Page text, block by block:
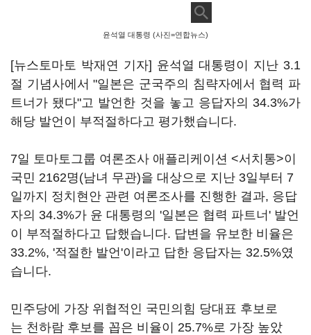
윤석열 대통령 (사진=연합뉴스)
[뉴스토마토 박재연 기자] 윤석열 대통령이 지난 3.1
절 기념사에서 "일본은 군국주의 침략자에서 협력 파
트너가 됐다"고 발언한 것을 놓고 응답자의 34.3%가
해당 발언이 부적절하다고 평가했습니다.
7일 토마토그룹 여론조사 애플리케이션 <서치통>이
국민 2162명(남녀 무관)을 대상으로 지난 3일부터 7
일까지 정치현안 관련 여론조사를 진행한 결과, 응답
자의 34.3%가 윤 대통령의 '일본은 협력 파트너' 발언
이 부적절하다고 답했습니다. 답변을 유보한 비율은
33.2%, '적절한 발언'이라고 답한 응답자는 32.5%였
습니다.
민주당에 가장 위협적인 국민의힘 당대표 후보로
는 천하람 후보를 꼽은 비율이 25.7%로 가장 높았